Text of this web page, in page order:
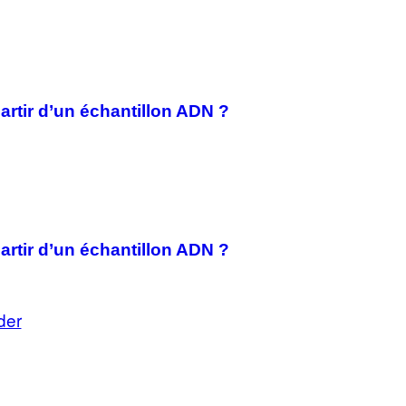
d’un échantillon ADN ?
d’un échantillon ADN ?